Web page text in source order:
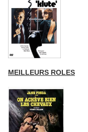
MEILLEURS ROLES